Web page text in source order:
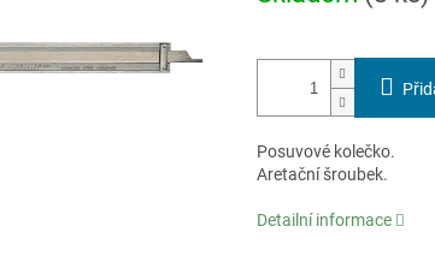
Posuvové kolečko.
Aretační šroubek.
Detailní informace